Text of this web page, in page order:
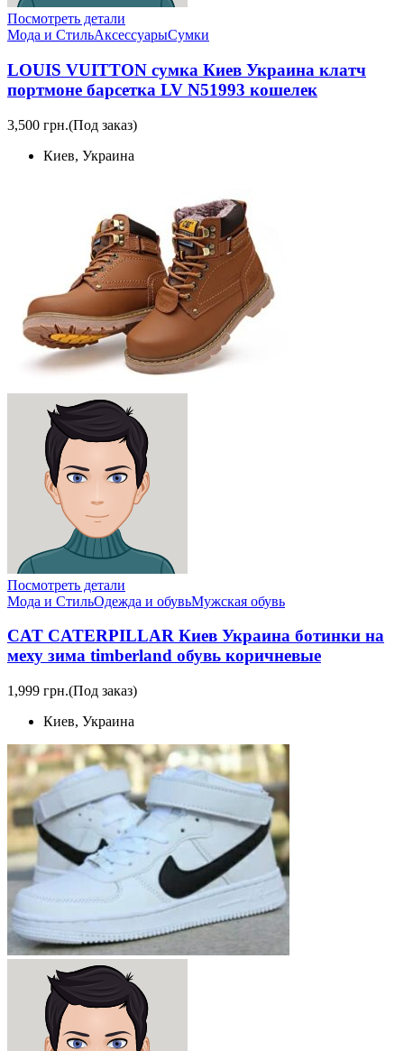
Посмотреть детали
Мода и СтильАксессуарыСумки
LOUIS VUITTON сумка Киев Украина клатч
портмоне барсетка LV N51993 кошелек
3,500 грн.(Под заказ)
Киев, Украина
Посмотреть детали
Мода и СтильОдежда и обувьМужская обувь
CAT CATERPILLAR Киев Украина ботинки на
меху зима timberland обувь коричневые
1,999 грн.(Под заказ)
Киев, Украина